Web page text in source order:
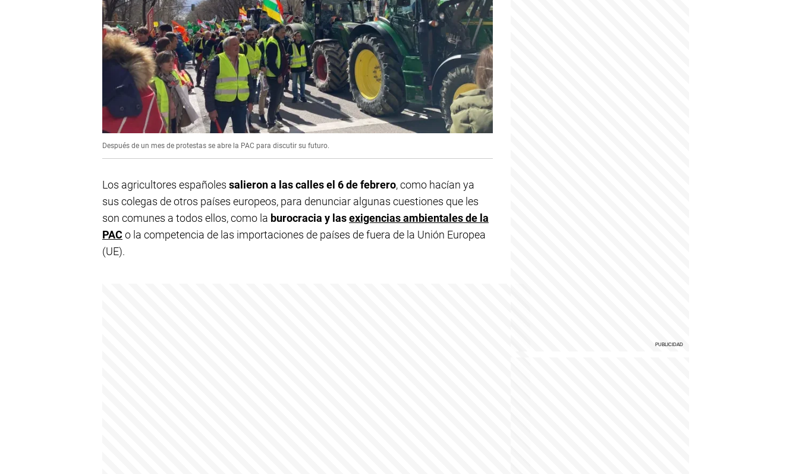
Después de un mes de protestas se abre la PAC para discutir su futuro.
Los agricultores españoles salieron a las calles el 6 de febrero, como hacían ya
sus colegas de otros países europeos, para denunciar algunas cuestiones que les
son comunes a todos ellos, como la burocracia y lasexigencias ambientales de la
PAC o la competencia de las importaciones de países de fuera de la Unión Europea
(UE).